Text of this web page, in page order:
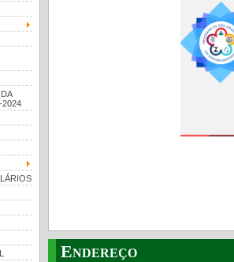
2024
Endereço